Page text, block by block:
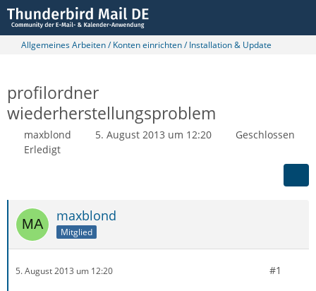
Allgemeines Arbeiten / Konten einrichten / Installation & Update
profilordner
wiederherstellungsproblem
maxblond 5. August 2013 um 12:20
Geschlossen
Erledigt
maxblond
Mitglied
5. August 2013 um 12:20 #1